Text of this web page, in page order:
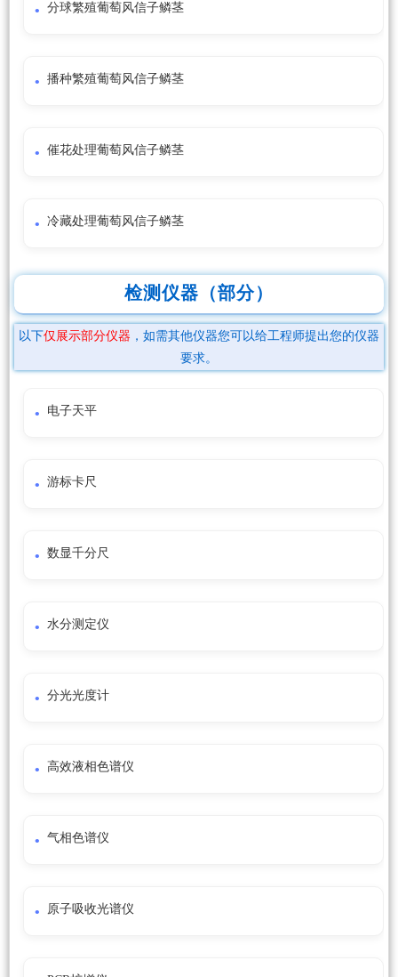
分球繁殖葡萄风信子鳞茎
播种繁殖葡萄风信子鳞茎
催花处理葡萄风信子鳞茎
冷藏处理葡萄风信子鳞茎
检测仪器（部分）
以下仅展示部分仪器 ，如需其他仪器您可以给工程师提出您的仪器
要求。
电子天平
游标卡尺
数显千分尺
水分测定仪
分光光度计
高效液相色谱仪
气相色谱仪
原子吸收光谱仪